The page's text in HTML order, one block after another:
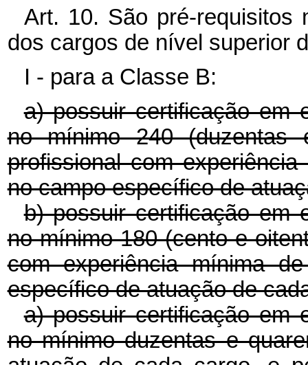
Art. 10. São pré-requisitos
dos cargos de nível superior
I - para a Classe B:
a) possuir certificação em
no mínimo 240 (duzentas
profissional com
no campo específico de
b) possuir certificação em
no mínimo 180 (cento e
com experiência mínima
específico de atuação de
a) possuir certificação em
no mínimo duzentas e